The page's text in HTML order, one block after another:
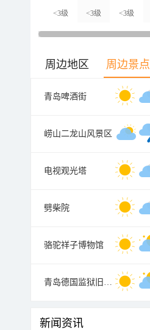
<3级 <3级 <3级
周边地区 周边景点
青岛啤酒街
崂山二龙山风景区
电视观光塔
劈柴院
骆驼祥子博物馆
青岛德国监狱旧址博物馆
新闻资讯